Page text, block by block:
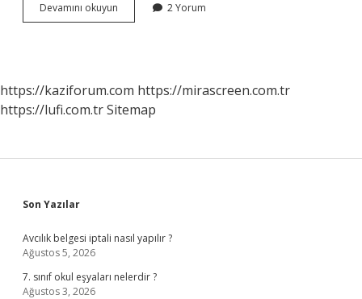
Devamını okuyun
ne
2 Yorum
https://kaziforum.com https://mirascreen.com.tr
https://lufi.com.trSitemap
Sidebar
Son Yazılar
Avcılık belgesi iptali nasıl yapılır ?
Ağustos 5, 2026
7. sınıf okul eşyaları nelerdir ?
Ağustos 3, 2026